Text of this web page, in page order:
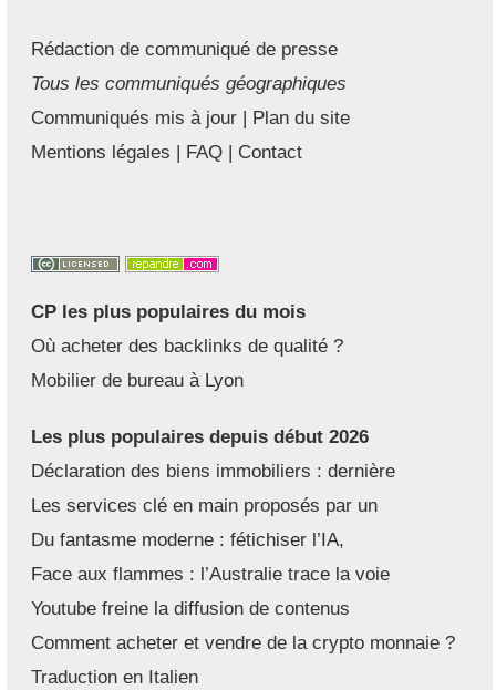
Rédaction de communiqué de presse
Tous les communiqués géographiques
Communiqués mis à jour | Plan du site
Mentions légales | FAQ | Contact
CP les plus populaires du mois
Où acheter des backlinks de qualité ?
Mobilier de bureau à Lyon
Les plus populaires depuis début 2026
Déclaration des biens immobiliers : dernière
Les services clé en main proposés par un
Du fantasme moderne : fétichiser l’IA,
Face aux flammes : l’Australie trace la voie
Youtube freine la diffusion de contenus
Comment acheter et vendre de la crypto monnaie ?
Traduction en Italien